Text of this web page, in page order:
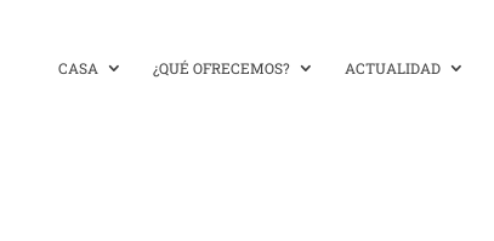
CASA ¿QUÉ OFRECEMOS? ACTUALIDAD